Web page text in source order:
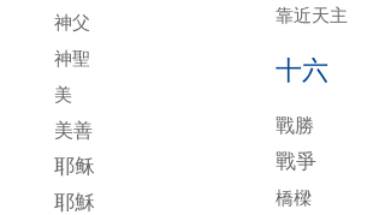
神父
神聖
美
美善
耶稣
耶穌
靠近天主
十六
戰勝
戰爭
橋樑